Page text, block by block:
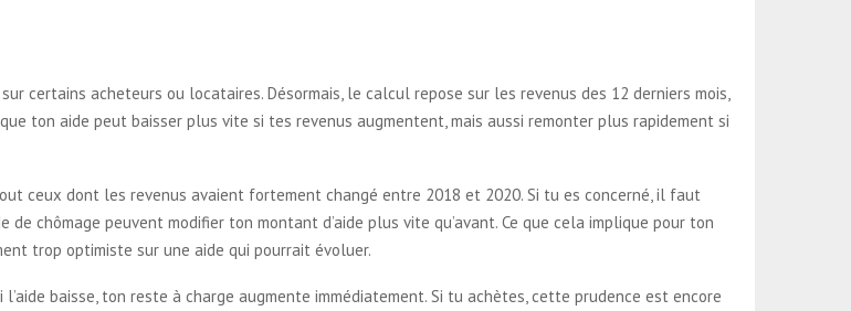
certains acheteurs ou locataires. Désormais, le calcul repose sur les revenus des 12 derniers mois,
ton aide peut baisser plus vite si tes revenus augmentent, mais aussi remonter plus rapidement si
ceux dont les revenus avaient fortement changé entre 2018 et 2020. Si tu es concerné, il faut
chômage peuvent modifier ton montant d’aide plus vite qu’avant. Ce que cela implique pour ton
trop optimiste sur une aide qui pourrait évoluer.
baisse, ton reste à charge augmente immédiatement. Si tu achètes, cette prudence est encore